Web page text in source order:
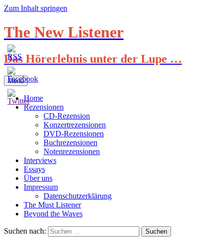
Zum Inhalt springen
The New Listener
Das Hörerlebnis unter der Lupe …
Menü
Home
Rezensionen
CD-Rezension
Konzertrezensionen
DVD-Rezensionen
Buchrezensionen
Notenrezensionen
Interviews
Essays
Über uns
Impressum
Datenschutzerklärung
The Must Listener
Beyond the Waves
Suchen nach: